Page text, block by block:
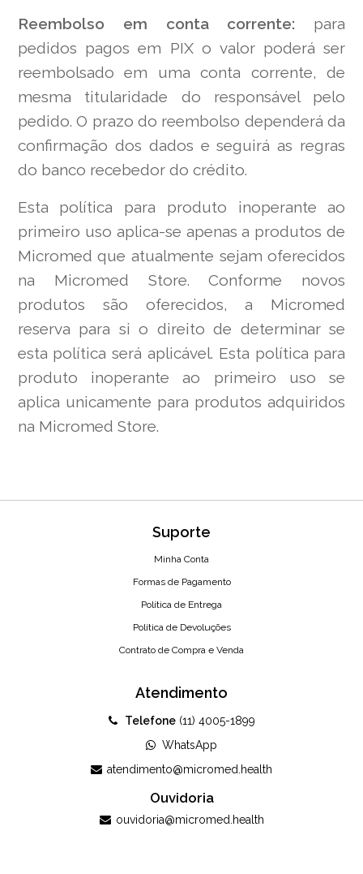
Reembolso em conta corrente: para
pedidos pagos em PIX o valor poderá ser
reembolsado em uma conta corrente, de
mesma titularidade do responsável pelo
pedido. O prazo do reembolso dependerá da
confirmação dos dados e seguirá as regras
do banco recebedor do crédito.
Esta política para produto inoperante ao
primeiro uso aplica-se apenas a produtos de
Micromed que atualmente sejam oferecidos
na Micromed Store. Conforme novos
produtos são oferecidos, a Micromed
reserva para si o direito de determinar se
esta política será aplicável. Esta política para
produto inoperante ao primeiro uso se
aplica unicamente para produtos adquiridos
na Micromed Store.
Suporte
Minha Conta
Formas de Pagamento
Política de Entrega
Política de Devoluções
Contrato de Compra e Venda
Atendimento
Telefone(11) 4005-1899
WhatsApp
atendimento@micromed.health
Ouvidoria
ouvidoria@micromed.health